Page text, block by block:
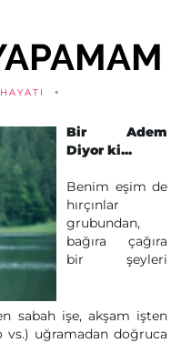
Bir Adem
Diyor ki...
Benim eşim de
hırçınlar
grubundan,
bağıra çağıra
bir şeyleri
sabah işe, akşam işten
uğramadan doğruca